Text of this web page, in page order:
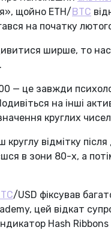
щойно ETH/BTC
на початку
ширше, то
— це завжди
на інші
круглих
відмітку
в зони 80-х, а
/USD фіксував
цей відкат
Hash